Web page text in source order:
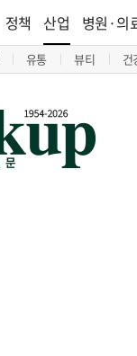
정책 산업
유통 뷰티 건
병원·의